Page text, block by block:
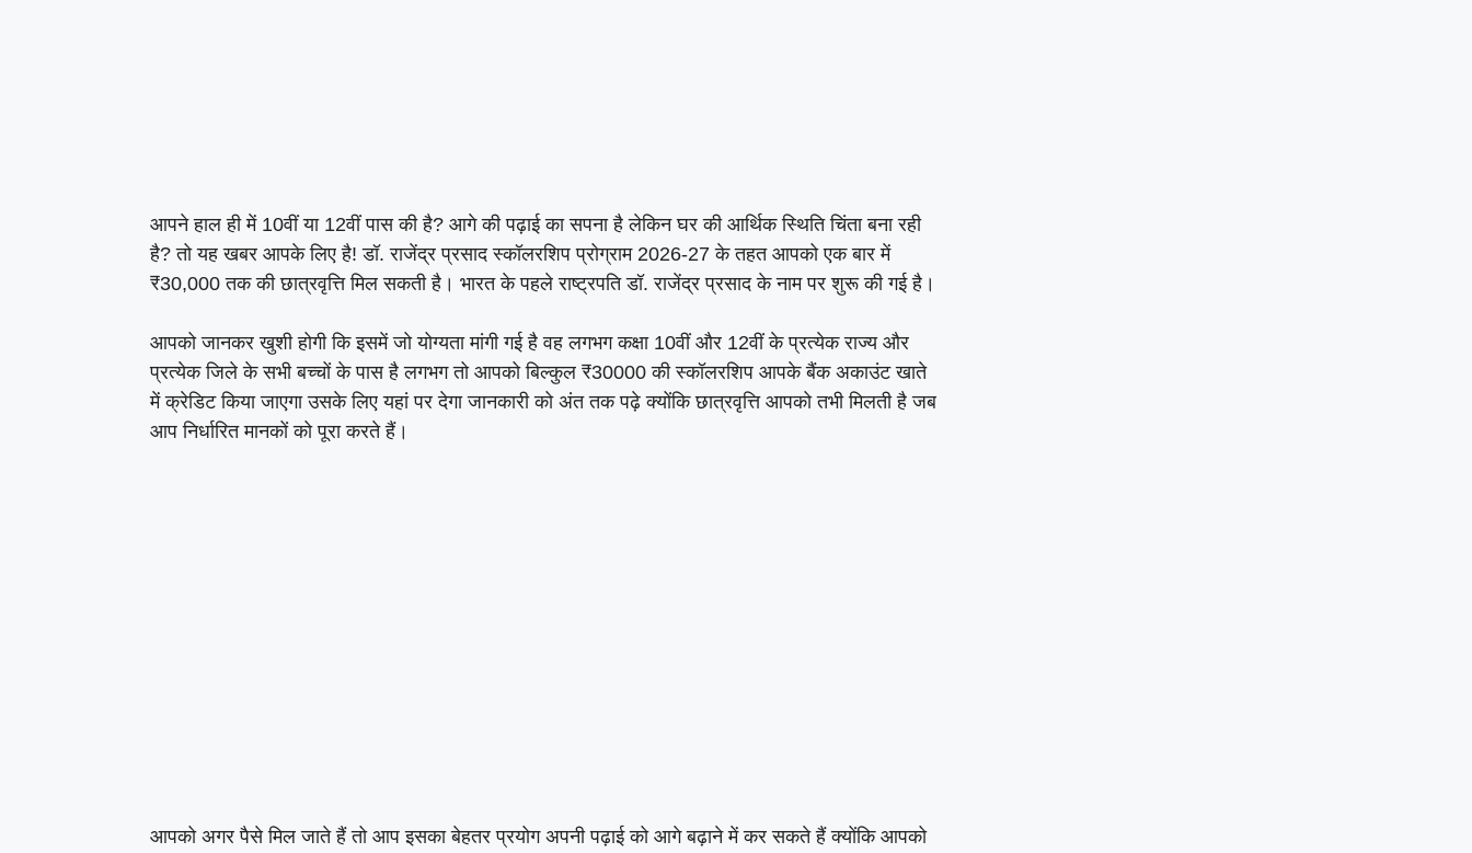
आपने हाल ही में 10वीं या 12वीं पास की है? आगे की पढ़ाई का सपना है लेकिन घर की आर्थिक स्थिति चिंता बना रही
है? तो यह खबर आपके लिए है! डॉ. राजेंद्र प्रसाद स्कॉलरशिप प्रोग्राम 2026-27 के तहत आपको एक बार में
₹30,000 तक की छात्रवृत्ति मिल सकती है। भारत के पहले राष्ट्रपति डॉ. राजेंद्र प्रसाद के नाम पर शुरू की गई है।
आपको जानकर खुशी होगी कि इसमें जो योग्यता मांगी गई है वह लगभग कक्षा 10वीं और 12वीं के प्रत्येक राज्य और
प्रत्येक जिले के सभी बच्चों के पास है लगभग तो आपको बिल्कुल ₹30000 की स्कॉलरशिप आपके बैंक अकाउंट खाते
में क्रेडिट किया जाएगा उसके लिए यहां पर देगा जानकारी को अंत तक पढ़े क्योंकि छात्रवृत्ति आपको तभी मिलती है जब
आप निर्धारित मानकों को पूरा करते हैं।
आपको अगर पैसे मिल जाते हैं तो आप इसका बेहतर प्रयोग अपनी पढ़ाई को आगे बढ़ाने में कर सकते हैं क्योंकि आपको